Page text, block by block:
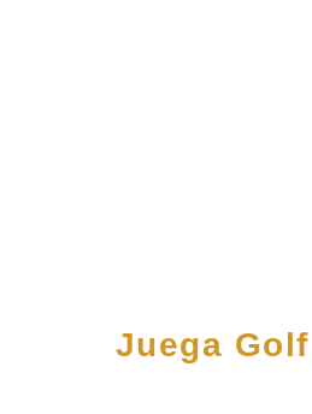
Juega